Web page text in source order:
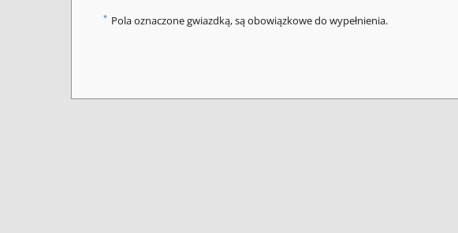
* Pola oznaczone gwiazdką, są obowiązkowe do wypełnienia.